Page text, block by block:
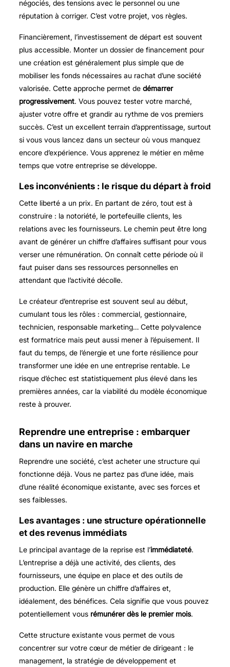
négociés, des tensions avec le personnel ou une
réputation à corriger. C’est votre projet, vos règles.
Financièrement, l’investissement de départ est souvent
plus accessible. Monter un dossier de financement pour
une création est généralement plus simple que de
mobiliser les fonds nécessaires au rachat d’une société
valorisée. Cette approche permet de démarrer
progressivement. Vous pouvez tester votre marché,
ajuster votre offre et grandir au rythme de vos premiers
succès. C’est un excellent terrain d’apprentissage, surtout
si vous vous lancez dans un secteur où vous manquez
encore d’expérience. Vous apprenez le métier en même
temps que votre entreprise se développe.
Les inconvénients : le risque du départ à froid
Cette liberté a un prix. En partant de zéro, tout est à
construire : la notoriété, le portefeuille clients, les
relations avec les fournisseurs. Le chemin peut être long
avant de générer un chiffre d’affaires suffisant pour vous
verser une rémunération. On connaît cette période où il
faut puiser dans ses ressources personnelles en
attendant que l’activité décolle.
Le créateur d’entreprise est souvent seul au début,
cumulant tous les rôles : commercial, gestionnaire,
technicien, responsable marketing… Cette polyvalence
est formatrice mais peut aussi mener à l’épuisement. Il
faut du temps, de l’énergie et une forte résilience pour
transformer une idée en une entreprise rentable. Le
risque d’échec est statistiquement plus élevé dans les
premières années, car la viabilité du modèle économique
reste à prouver.
Reprendre une entreprise : embarquer
dans un navire en marche
Reprendre une société, c’est acheter une structure qui
fonctionne déjà. Vous ne partez pas d’une idée, mais
d’une réalité économique existante, avec ses forces et
ses faiblesses.
Les avantages : une structure opérationnelle
et des revenus immédiats
Le principal avantage de la reprise est l’immédiateté.
L’entreprise a déjà une activité, des clients, des
fournisseurs, une équipe en place et des outils de
production. Elle génère un chiffre d’affaires et,
idéalement, des bénéfices. Cela signifie que vous pouvez
potentiellement vous rémunérer dès le premier mois.
Cette structure existante vous permet de vous
concentrer sur votre cœur de métier de dirigeant : le
management, la stratégie de développement et